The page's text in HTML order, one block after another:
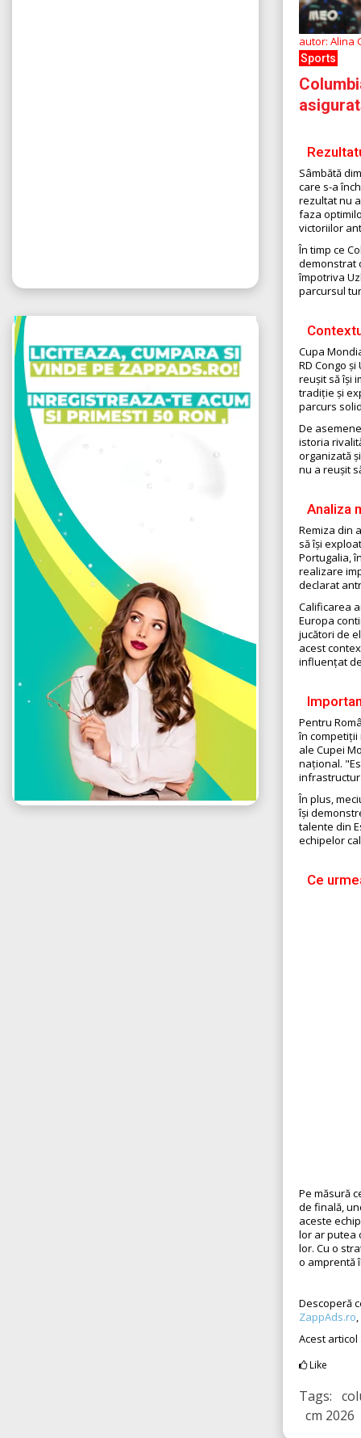
autor: Alina
Sports
Sâmbătă
care s-a
rezultat nu
faza
victoriilor
În timp ce
demonstrat
împotriva
parcursul
Cupa
RD Congo
reușit să își
tradiție și
parcurs
De
istoria
organizată
nu a reușit
Analiza
Remiza din
să își
Portugalia,
realizare
declarat
Calificarea
Europa
jucători de
acest
influențat
Pentru
în competiții
ale Cupei
național.
În plus,
își
talente din
echipelor
Ce
Pe măsură
de finală,
aceste
lor ar putea
lor. Cu o
o amprentă
Descoperă
ZappAds.ro
Acest
Like
Tags:
cm 2026